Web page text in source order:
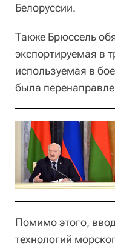
Белоруссии.
Также Брюссель
экспортируемая в
используемая в
была
Помимо этого,
технологий